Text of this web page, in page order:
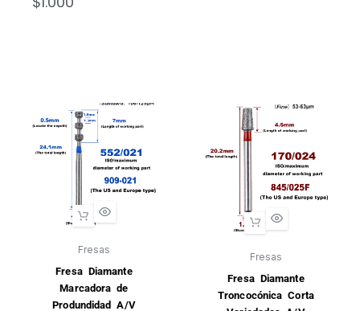
Fresas
Fresa Diamante
Marcadora de
Produndidad A/V
Fresas
Fresa Diamante
Troncocónica Corta